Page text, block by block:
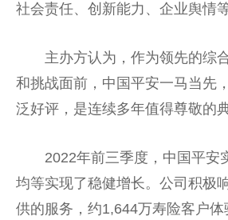
社会责任、创新能力、企业舆情
主办方认为，作为领先的综
和挑战面前， 中国平安一马当先
泛好评，是连续多年值得尊敬的典
2022年前三季度， 中国平安
均等实现了稳健增长。公司积极
供的服务，约1,644万寿险客户